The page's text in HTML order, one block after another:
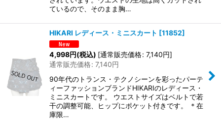
ているので、そのまま胸…
HIKARI レディース・ミニスカート [11852]
4,998円(税込) [通常販売価格: 7,140円]
通常販売価格: 7,140円
90年代のトランス・テクノシーンを彩ったパーテ
ィーファッションブランドHIKARIのレディース・
ミニスカートです。 ウエストサイズはベルトで若
干の調整可能、ヒップにポケット付きです。 ＊在
庫限…